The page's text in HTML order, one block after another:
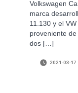
Volkswagen
marca
11.130 y el
proveniente
dos […]
2021-03-17